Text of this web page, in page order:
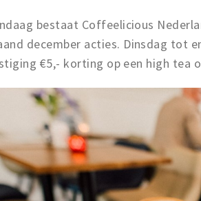
bestaat Coffeelicious
december acties. Dinsdag tot
€5,- korting op een high tea